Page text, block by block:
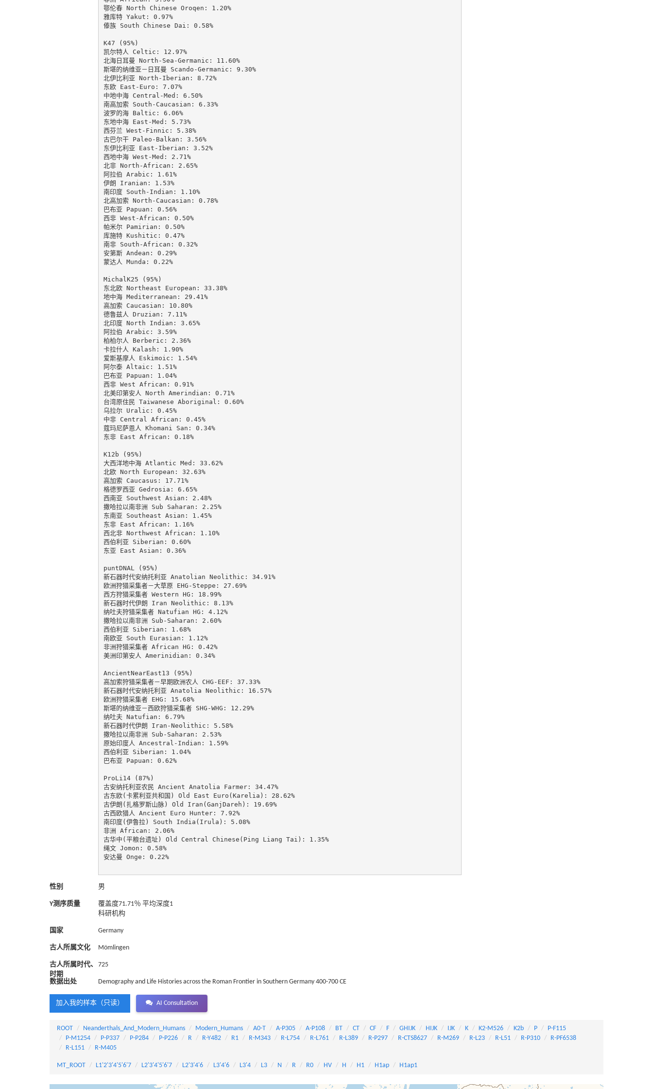
鄂伦春 North Chinese Oroqen: 1.20%
雅库特 Yakut: 0.97%
傣族 South Chinese Dai: 0.58%
K47 (95%)
凯尔特人 Celtic: 12.97%
北海日耳曼 North-Sea-Germanic: 11.60%
斯堪的纳维亚－日耳曼 Scando-Germanic: 9.30%
北伊比利亚 North-Iberian: 8.72%
东欧 East-Euro: 7.07%
中地中海 Central-Med: 6.50%
南高加索 South-Caucasian: 6.33%
波罗的海 Baltic: 6.06%
东地中海 East-Med: 5.73%
西芬兰 West-Finnic: 5.38%
古巴尔干 Paleo-Balkan: 3.56%
东伊比利亚 East-Iberian: 3.52%
西地中海 West-Med: 2.71%
北非 North-African: 2.65%
阿拉伯 Arabic: 1.61%
伊朗 Iranian: 1.53%
南印度 South-Indian: 1.10%
北高加索 North-Caucasian: 0.78%
巴布亚 Papuan: 0.56%
西非 West-African: 0.50%
帕米尔 Pamirian: 0.50%
库施特 Kushitic: 0.47%
南非 South-African: 0.32%
安第斯 Andean: 0.29%
蒙达人 Munda: 0.22%
MichalK25 (95%)
东北欧 Northeast European: 33.38%
地中海 Mediterranean: 29.41%
高加索 Caucasian: 10.80%
德鲁兹人 Druzian: 7.11%
北印度 North Indian: 3.65%
阿拉伯 Arabic: 3.59%
柏柏尔人 Berberic: 2.36%
卡拉什人 Kalash: 1.90%
爱斯基摩人 Eskimoic: 1.54%
阿尔泰 Altaic: 1.51%
巴布亚 Papuan: 1.04%
西非 West African: 0.91%
北美印第安人 North Amerindian: 0.71%
台湾原住民 Taiwanese Aboriginal: 0.60%
乌拉尔 Uralic: 0.45%
中非 Central African: 0.45%
蔻玛尼萨恩人 Khomani San: 0.34%
东非 East African: 0.18%
K12b (95%)
大西洋地中海 Atlantic Med: 33.62%
北欧 North European: 32.63%
高加索 Caucasus: 17.71%
格德罗西亚 Gedrosia: 6.65%
西南亚 Southwest Asian: 2.48%
撒哈拉以南非洲 Sub Saharan: 2.25%
东南亚 Southeast Asian: 1.45%
东非 East African: 1.16%
西北非 Northwest African: 1.10%
西伯利亚 Siberian: 0.60%
东亚 East Asian: 0.36%
puntDNAL (95%)
新石器时代安纳托利亚 Anatolian Neolithic: 34.91%
欧洲狩猎采集者－大草原 EHG-Steppe: 27.69%
西方狩猎采集者 Western HG: 18.99%
新石器时代伊朗 Iran Neolithic: 8.13%
纳吐夫狩猎采集者 Natufian HG: 4.12%
撒哈拉以南非洲 Sub-Saharan: 2.60%
西伯利亚 Siberian: 1.68%
南欧亚 South Eurasian: 1.12%
非洲狩猎采集者 African HG: 0.42%
美洲印第安人 Amerinidian: 0.34%
AncientNearEast13 (95%)
高加索狩猎采集者－早期欧洲农人 CHG-EEF: 37.33%
新石器时代安纳托利亚 Anatolia Neolithic: 16.57%
欧洲狩猎采集者 EHG: 15.68%
斯堪的纳维亚－西欧狩猎采集者 SHG-WHG: 12.29%
纳吐夫 Natufian: 6.79%
新石器时代伊朗 Iran-Neolithic: 5.58%
撒哈拉以南非洲 Sub-Saharan: 2.53%
原始印度人 Ancestral-Indian: 1.59%
西伯利亚 Siberian: 1.04%
巴布亚 Papuan: 0.62%
ProLi14 (87%)
古安纳托利亚农民 Ancient Anatolia Farmer: 34.47%
古东欧(卡累利亚共和国) Old East Euro(Karelia): 28.62%
古伊朗(扎格罗斯山脉) Old Iran(GanjDareh): 19.69%
古西欧猎人 Ancient Euro Hunter: 7.92%
南印度(伊鲁拉) South India(Irula): 5.08%
非洲 African: 2.06%
古华中(平粮台遗址) Old Central Chinese(Ping Liang Tai): 1.35%
绳文 Jomon: 0.58%
安达曼 Onge: 0.22%
性别 男
Y测序质量
覆盖度71.71％ 平均深度1
科研机构
国家 Germany
古人所属文化 Mömlingen
古人所属时代、
时期
725
数据出处 Demography and Life Histories across the Roman Frontier in Southern Germany 400-700 CE
加入我的样本（只读） AI Consultation
ROOT Neanderthals_And_Modern_Humans Modern_Humans A0-T A-P305 A-P108 BT CT CF F GHIJK HIJK IJK K K2-M526 K2b P
P-F115
P-M1254
P-P337 P-P284 P-P226 R R-Y482 R1 R-M343 R-L754 R-L761 R-L389 R-P297 R-CTS8627 R-M269 R-L23 R-L51 R-P310
R-PF6538
R-L151
R-M405
MT_ROOT L1'2'3'4'5'6'7 L2'3'4'5'6'7 L2'3'4'6 L3'4'6 L3'4 L3 N R R0 HV H H1 H1ap H1ap1